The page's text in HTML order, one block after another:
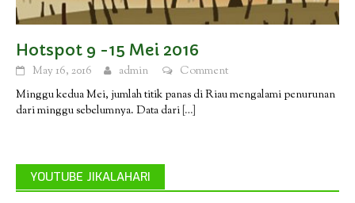
Hotspot 9 -15 Mei 2016
May 16, 2016 admin
Comment
Minggu kedua Mei, jumlah titik panas di Riau mengalami penurunan
dari minggu sebelumnya. Data dari […]
YOUTUBE JIKALAHARI